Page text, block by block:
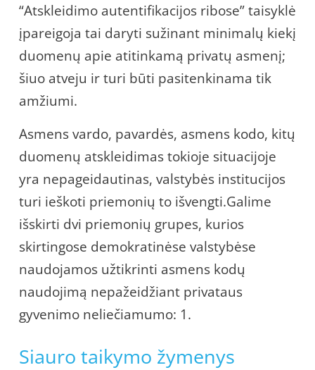
“Atskleidimo autentifikacijos ribose” taisyklė
įpareigoja tai daryti sužinant minimalų kiekį
duomenų apie atitinkamą privatų asmenį;
šiuo atveju ir turi būti pasitenkinama tik
amžiumi.
Asmens vardo, pavardės, asmens kodo, kitų
duomenų atskleidimas tokioje situacijoje
yra nepageidautinas, valstybės institucijos
turi ieškoti priemonių to išvengti.Galime
išskirti dvi priemonių grupes, kurios
skirtingose demokratinėse valstybėse
naudojamos užtikrinti asmens kodų
naudojimą nepažeidžiant privataus
gyvenimo neliečiamumo: 1.
Siauro taikymo žymenys